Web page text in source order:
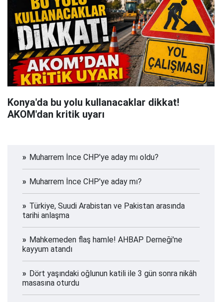
Konya'da bu yolu kullanacaklar dikkat!
AKOM'dan kritik uyarı
Muharrem İnce CHP'ye aday mı oldu?
Muharrem İnce CHP'ye aday mı?
Türkiye, Suudi Arabistan ve Pakistan arasında
tarihi anlaşma
Mahkemeden flaş hamle! AHBAP Derneği'ne
kayyum atandı
Dört yaşındaki oğlunun katili ile 3 gün sonra nikâh
masasına oturdu